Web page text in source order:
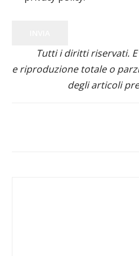
Tutti i diritti riservati.
e riproduzione totale o
degli articoli